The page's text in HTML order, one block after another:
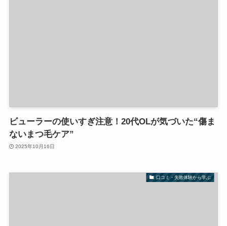
ビューラーの使いすぎ注意！20代OLが気づいた“傷ま
ないまつ毛ケア”
2025年10月16日
口コミ・失敗体験から学ぶ